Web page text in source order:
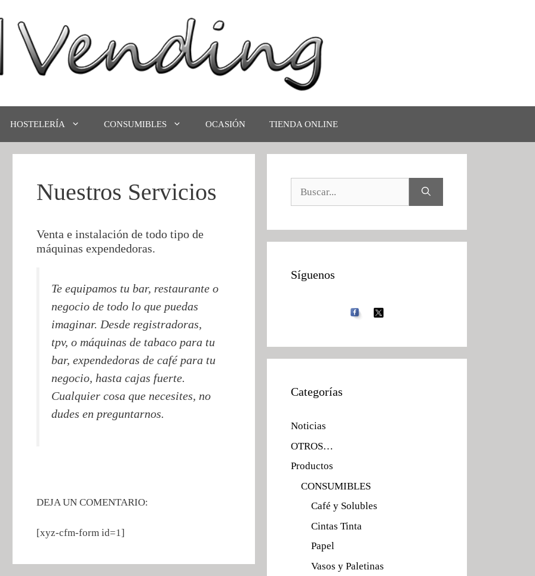
HOSTELERÍA CONSUMIBLES OCASIÓN TIENDA ONLINE
Nuestros Servicios
Venta e instalación de todo tipo de
máquinas expendedoras.
Te equipamos tu bar, restaurante o
negocio de todo lo que puedas
imaginar. Desde registradoras,
tpv, o máquinas de tabaco para tu
bar, expendedoras de café para tu
negocio, hasta cajas fuerte.
Cualquier cosa que necesites, no
dudes en preguntarnos.
DEJA UN COMENTARIO:
[xyz-cfm-form id=1]
Síguenos
Categorías
Noticias
OTROS…
Productos
CONSUMIBLES
Café y Solubles
Cintas Tinta
Papel
Vasos y Paletinas